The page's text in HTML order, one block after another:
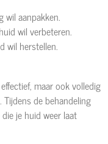
wil aanpakken.
wil verbeteren.
wil herstellen.
maar ook volledig
de behandeling
je huid weer laat